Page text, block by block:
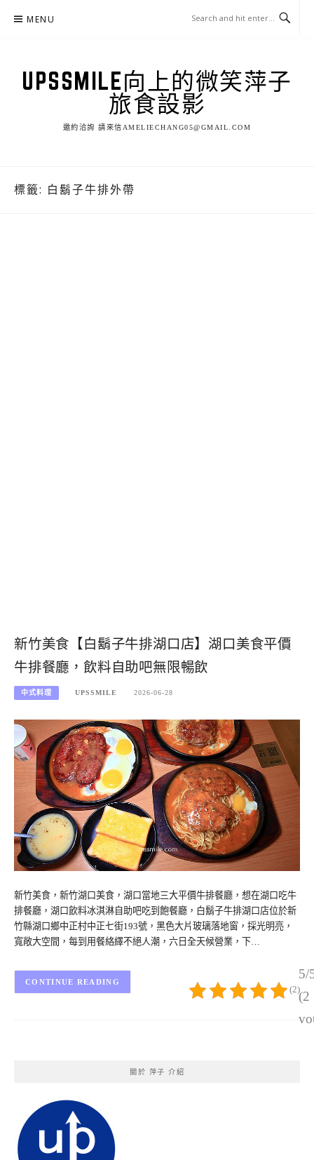
MENU
UPSSMILE向上的微笑萍子
旅食設影
邀約洽詢 請來信AMELIECHANG05@GMAIL.COM
標籤: 白鬍子牛排外帶
新竹美食【白鬍子牛排湖口店】湖口美食平價
牛排餐廳，飲料自助吧無限暢飲
中式料理 UPSSMILE 2026-06-28
新竹美食，新竹湖口美食，湖口當地三大平價牛排餐廳，想在湖口吃牛
排餐廳，湖口飲料冰淇淋自助吧吃到飽餐廳，白鬍子牛排湖口店位於新
竹縣湖口鄉中正村中正七街193號，黑色大片玻璃落地窗，採光明亮，
寬敞大空間，每到用餐絡繹不絕人潮，六日全天候營業，下…
5/
(2
(2)
CONTINUE READING
關於 萍子 介紹